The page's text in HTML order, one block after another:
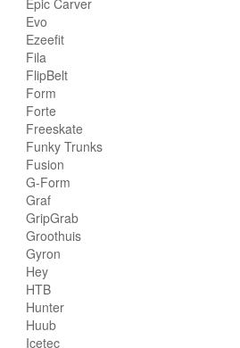
Epic Carver
Evo
Ezeefit
Fila
FlipBelt
Form
Forte
Freeskate
Funky Trunks
Fusion
G-Form
Graf
GripGrab
Groothuis
Gyron
Hey
HTB
Hunter
Huub
Icetec